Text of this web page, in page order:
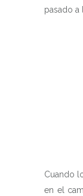
pasado a
Cuando
en el